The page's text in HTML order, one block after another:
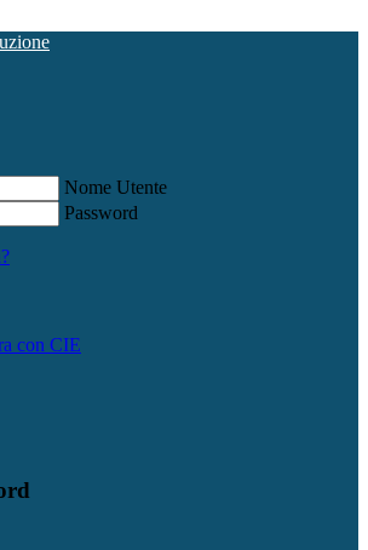
Nome Utente
Password
con CIE